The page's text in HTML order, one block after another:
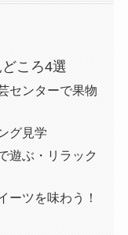
ころ4選
センターで果物
グ見学
遊ぶ・リラック
ーツを味わう！